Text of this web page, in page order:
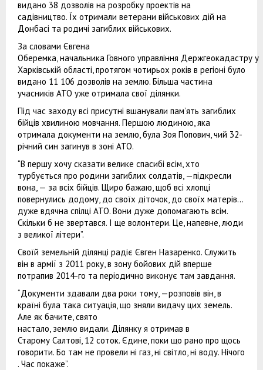
видано 38 дозволів на розробку проектів на
садівництво. Їх отримали ветерани військових дій на
Донбасі та родичі загиблих військових.
За словами Євгена
Оберемка, начальника Говного управління Держгеокадастру у
Харківській області, протягом чотирьох років в регіоні було
видано 11 106 дозволів на землю. Більша частина
учасників АТО уже отримала свої ділянки.
Під час заходу всі присутні вшанували пам’ять загиблих
бійців хвилиною мовчання. Першою людиною, яка
отримала документи на землю, була Зоя Попович, чий 32-
річний син загинув в зоні АТО.
“В першу хочу сказати велике спасибі всім, хто
турбується про родини загиблих солдатів, —підкресли
вона, — за всіх бійців. Щиро бажаю, щоб всі хлопці
повернулись додому, до своїх діточок, до своїх матерів...
дуже вдячна спілці АТО. Вони дуже допомагають всім.
Скільки б не звертався. І ще волонтери. Це, напевне, люди
з великої літери”.
Своїй земельній ділянці радіє Євген Назаренко. Служить
він в армії з 2011 року, в зону бойових дій вперше
потрапив 2014-го та періодично виконує там завдання.
“Документи здавали два роки тому, —розповів він, в
країні була така ситуація, що зняли видачу цих земель.
Але як бачите, свято
настало, землю видали. Ділянку я отримав в
Старому Салтові, 12 соток. Єдине, поки що рано про щось
говорити. Бо там не провели ні газ, ні світло, ні воду. Нічого
. Час покаже”.